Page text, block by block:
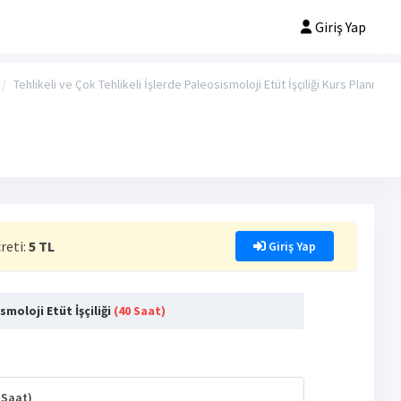
Giriş Yap
Tehlikeli ve Çok Tehlikeli İşlerde Paleosismoloji Etüt İşçiliği Kurs Planı
5 TL Giriş Yap
Etüt İşçiliği (40 Saat)
Saat)